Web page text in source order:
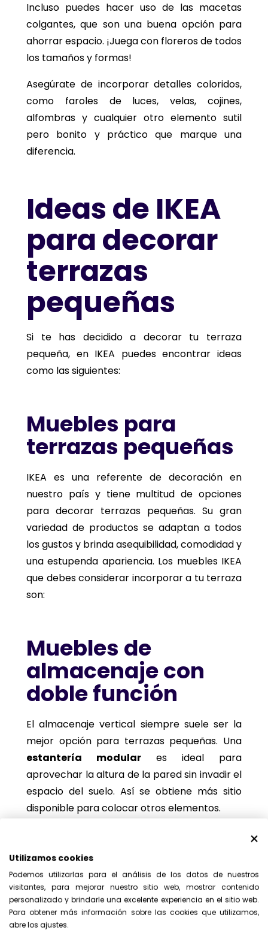
Incluso puedes hacer uso de las macetas
colgantes, que son una buena opción para
ahorrar espacio. ¡Juega con floreros de todos
los tamaños y formas!
Asegúrate de incorporar detalles coloridos,
como faroles de luces, velas, cojines,
alfombras y cualquier otro elemento sutil
pero bonito y práctico que marque una
diferencia.
Ideas de IKEA
para decorar
terrazas
pequeñas
Si te has decidido a decorar tu terraza
pequeña, en IKEA puedes encontrar ideas
como las siguientes:
Muebles para
terrazas pequeñas
IKEA es una referente de decoración en
nuestro país y tiene multitud de opciones
para decorar terrazas pequeñas. Su gran
variedad de productos se adaptan a todos
los gustos y brinda asequibilidad, comodidad y
una estupenda apariencia. Los muebles IKEA
que debes considerar incorporar a tu terraza
son:
Muebles de
almacenaje con
doble función
El almacenaje vertical siempre suele ser la
mejor opción para terrazas pequeñas. Una
estantería modular es ideal para
aprovechar la altura de la pared sin invadir el
espacio del suelo. Así se obtiene más sitio
disponible para colocar otros elementos.
ser flexible y pensada para todo tipo de
espacios. Puede ser utilizada para colocar los
objetos que desees tener cerca, como libros,
plantas o cuadros, otorgándole un toque más
personal a la estancia. Las estanterías que
Utilizamos cookies
Podemos utilizarlas para el análisis de los datos de nuestros
visitantes, para mejorar nuestro sitio web, mostrar contenido
personalizado y brindarle una excelente experiencia en el sitio web.
Para obtener más información sobre las cookies que utilizamos,
abre los ajustes.